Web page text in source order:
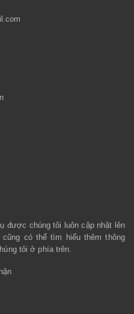
được chúng tôi luôn cập nhật lên
có thể tìm hiểu thêm thông
tôi ở phía trên.